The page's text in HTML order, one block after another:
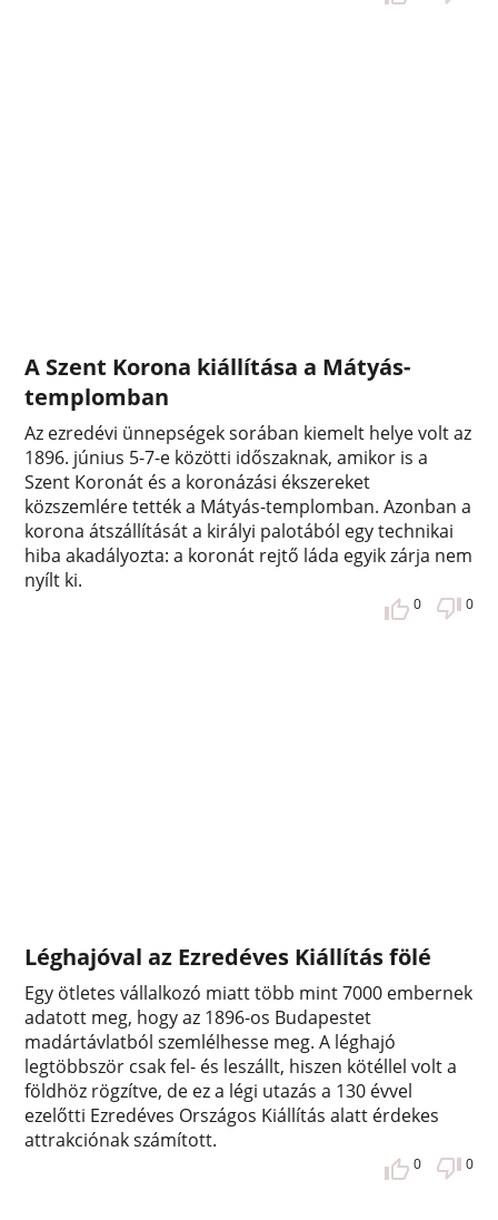
A Szent Korona kiállítása a Mátyás-
templomban
Az ezredévi ünnepségek sorában kiemelt helye volt az
1896. június 5-7-e közötti időszaknak, amikor is a
Szent Koronát és a koronázási ékszereket
közszemlére tették a Mátyás-templomban. Azonban a
korona átszállítását a királyi palotából egy technikai
hiba akadályozta: a koronát rejtő láda egyik zárja nem
nyílt ki.
0 0
Léghajóval az Ezredéves Kiállítás fölé
Egy ötletes vállalkozó miatt több mint 7000 embernek
adatott meg, hogy az 1896-os Budapestet
madártávlatból szemlélhesse meg. A léghajó
legtöbbször csak fel- és leszállt, hiszen kötéllel volt a
földhöz rögzítve, de ez a légi utazás a 130 évvel
ezelőtti Ezredéves Országos Kiállítás alatt érdekes
attrakciónak számított.
0 0